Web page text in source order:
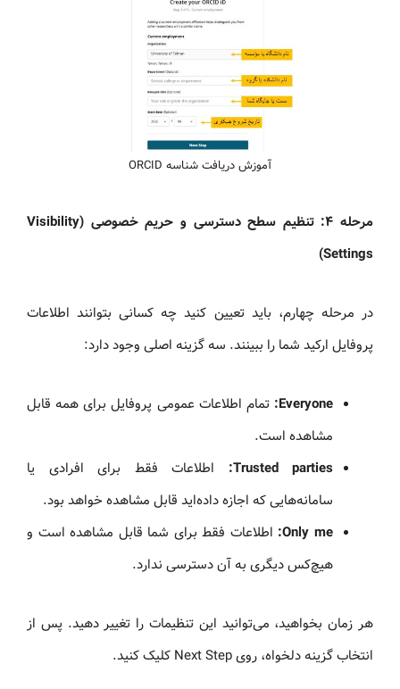
آموزش دریافت شناسه ORCID
مرحله ۴: تنظیم سطح دسترسی و حریم خصوصی (Visibility
Settings)
در مرحله چهارم، باید تعیین کنید چه کسانی بتوانند اطلاعات
پروفایل ارکید شما را ببینند. سه گزینه اصلی وجود دارد:
Everyone: تمام اطلاعات عمومی پروفایل برای همه قابل
مشاهده است.
Trusted parties:
اطلاعات فقط برای افرادی یا
سامانه‌هایی که اجازه داده‌اید قابل مشاهده خواهد بود.
Only me: اطلاعات فقط برای شما قابل مشاهده است و
هیچ‌کس دیگری به آن دسترسی ندارد.
هر زمان بخواهید، می‌توانید این تنظیمات را تغییر دهید. پس از
انتخاب گزینه دلخواه، روی Next Step کلیک کنید.